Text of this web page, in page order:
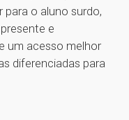
o aluno surdo,
e
um acesso melhor
diferenciadas para